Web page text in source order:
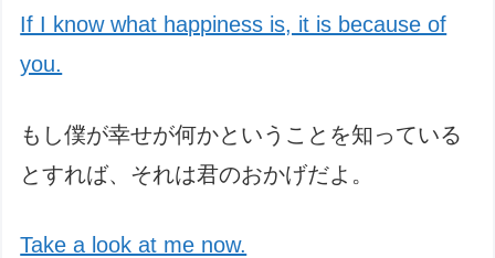
If I know what happiness is, it is because of
you.
もし僕が幸せが何かということを知っている
とすれば、それは君のおかげだよ。
Take a look at me now.